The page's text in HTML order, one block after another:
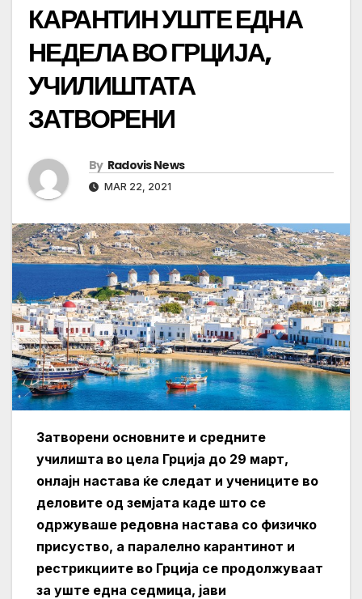
КАРАНТИН УШТЕ ЕДНА
НЕДЕЛА ВО ГРЦИЈА,
УЧИЛИШТАТА
ЗАТВОРЕНИ
By Radovis News
MAR 22, 2021
Затворени основните и средните
училишта во цела Грција до 29 март,
онлајн настава ќе следат и учениците во
деловите од земјата каде што се
одржуваше редовна настава со физичко
присуство, а паралелно карантинот и
рестрикциите во Грција се продолжуваат
за уште една седмица, јави